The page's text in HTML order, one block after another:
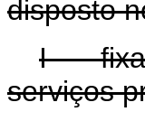
disposto
I -
serviços